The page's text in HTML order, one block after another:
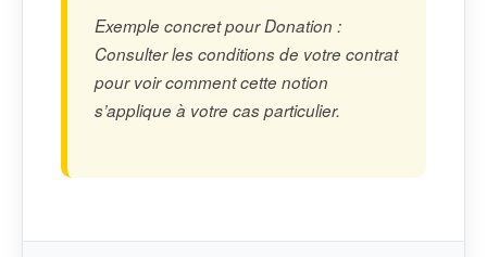
Exemple concret pour Donation :
Consulter les conditions de votre contrat
pour voir comment cette notion
s’applique à votre cas particulier.